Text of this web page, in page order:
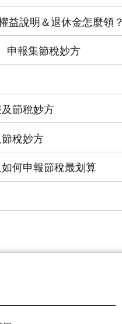
益說明＆退休金怎麼領？
申報集節稅妙方
節稅妙方
稅妙方
何申報節稅最划算